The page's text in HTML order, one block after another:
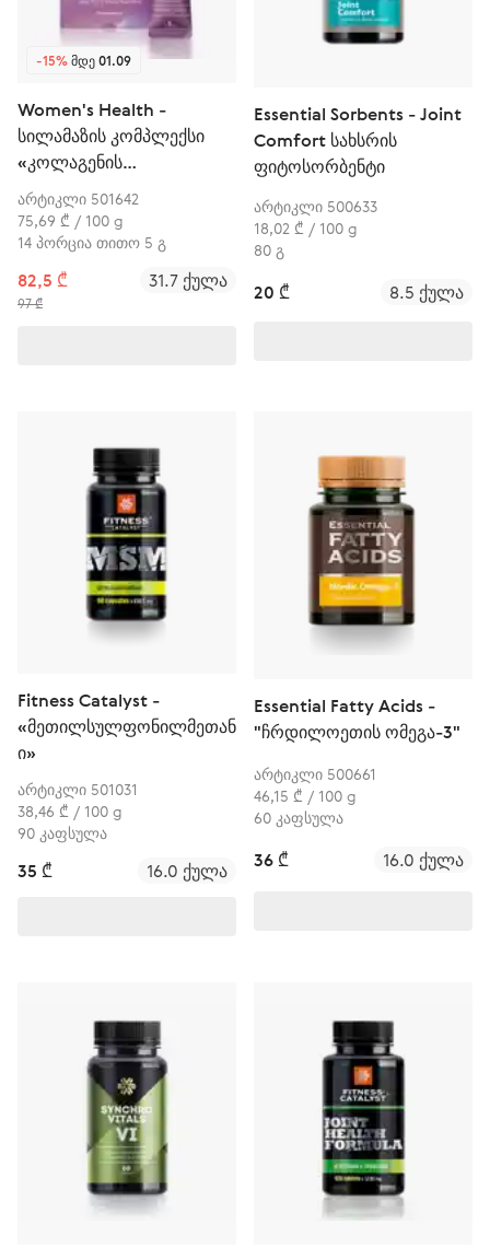
-15%ᲛᲓᲔ 01.09
Women's Health -
სილამაზის კომპლექსი
«კოლაგენის
ტრიპეპტიდები &
კოფაქტორები»
არტიკლი 501642
75,69 ₾ / 100 g
14 პორცია თითო 5 გ
82,5 ₾
97 ₾
31.7 ქულა
Essential Sorbents - Joint
Comfort სახსრის
ფიტოსორბენტი
არტიკლი 500633
18,02 ₾ / 100 g
80 გ
20 ₾ 8.5 ქულა
Fitness Catalyst -
«მეთილსულფონილმეთან
ი»
არტიკლი 501031
38,46 ₾ / 100 g
90 კაფსულა
35 ₾ 16.0 ქულა
Essential Fatty Acids -
"ჩრდილოეთის ომეგა-3"
არტიკლი 500661
46,15 ₾ / 100 g
60 კაფსულა
36 ₾ 16.0 ქულა